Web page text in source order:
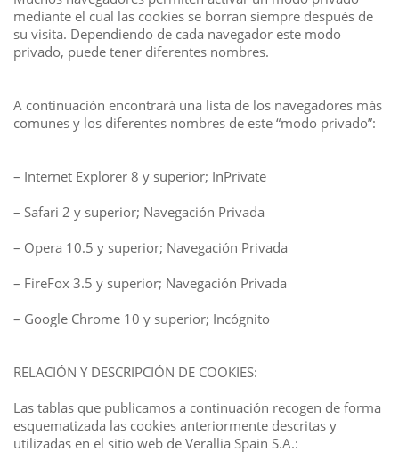
mediante el cual las cookies se borran siempre después de
su visita. Dependiendo de cada navegador este modo
privado, puede tener diferentes nombres.
A continuación encontrará una lista de los navegadores más
comunes y los diferentes nombres de este “modo privado”:
– Internet Explorer 8 y superior; InPrivate
– Safari 2 y superior; Navegación Privada
– Opera 10.5 y superior; Navegación Privada
– FireFox 3.5 y superior; Navegación Privada
– Google Chrome 10 y superior; Incógnito
RELACIÓN Y DESCRIPCIÓN DE COOKIES:
Las tablas que publicamos a continuación recogen de forma
esquematizada las cookies anteriormente descritas y
utilizadas en el sitio web de Verallia Spain S.A.: